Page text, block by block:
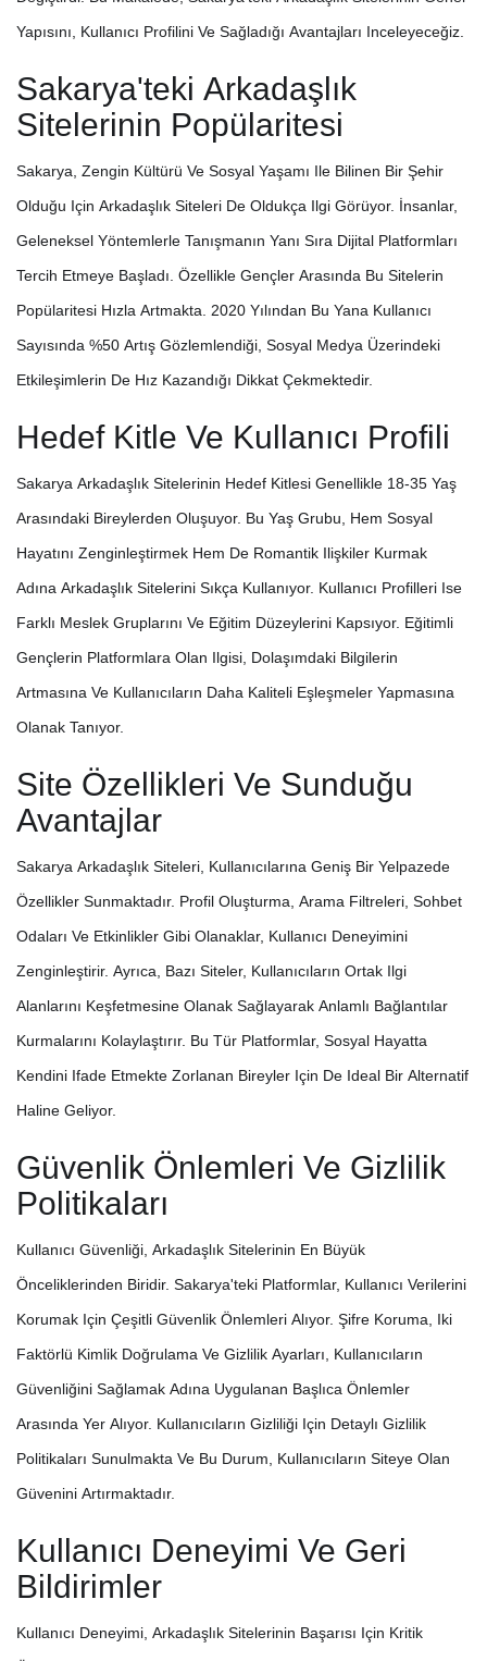
Yapısını, Kullanıcı Profilini Ve Sağladığı Avantajları Inceleyeceğiz.
Sakarya'teki Arkadaşlık
Sitelerinin Popülaritesi
Sakarya, Zengin Kültürü Ve Sosyal Yaşamı Ile Bilinen Bir Şehir
Olduğu Için Arkadaşlık Siteleri De Oldukça Ilgi Görüyor. İnsanlar,
Geleneksel Yöntemlerle Tanışmanın Yanı Sıra Dijital Platformları
Tercih Etmeye Başladı. Özellikle Gençler Arasında Bu Sitelerin
Popülaritesi Hızla Artmakta. 2020 Yılından Bu Yana Kullanıcı
Sayısında %50 Artış Gözlemlendiği, Sosyal Medya Üzerindeki
Etkileşimlerin De Hız Kazandığı Dikkat Çekmektedir.
Hedef Kitle Ve Kullanıcı Profili
Sakarya Arkadaşlık Sitelerinin Hedef Kitlesi Genellikle 18-35 Yaş
Arasındaki Bireylerden Oluşuyor. Bu Yaş Grubu, Hem Sosyal
Hayatını Zenginleştirmek Hem De Romantik Ilişkiler Kurmak
Adına Arkadaşlık Sitelerini Sıkça Kullanıyor. Kullanıcı Profilleri Ise
Farklı Meslek Gruplarını Ve Eğitim Düzeylerini Kapsıyor. Eğitimli
Gençlerin Platformlara Olan Ilgisi, Dolaşımdaki Bilgilerin
Artmasına Ve Kullanıcıların Daha Kaliteli Eşleşmeler Yapmasına
Olanak Tanıyor.
Site Özellikleri Ve Sunduğu
Avantajlar
Sakarya Arkadaşlık Siteleri, Kullanıcılarına Geniş Bir Yelpazede
Özellikler Sunmaktadır. Profil Oluşturma, Arama Filtreleri, Sohbet
Odaları Ve Etkinlikler Gibi Olanaklar, Kullanıcı Deneyimini
Zenginleştirir. Ayrıca, Bazı Siteler, Kullanıcıların Ortak Ilgi
Alanlarını Keşfetmesine Olanak Sağlayarak Anlamlı Bağlantılar
Kurmalarını Kolaylaştırır. Bu Tür Platformlar, Sosyal Hayatta
Kendini Ifade Etmekte Zorlanan Bireyler Için De Ideal Bir Alternatif
Haline Geliyor.
Güvenlik Önlemleri Ve Gizlilik
Politikaları
Kullanıcı Güvenliği, Arkadaşlık Sitelerinin En Büyük
Önceliklerinden Biridir. Sakarya'teki Platformlar, Kullanıcı Verilerini
Korumak Için Çeşitli Güvenlik Önlemleri Alıyor. Şifre Koruma, Iki
Faktörlü Kimlik Doğrulama Ve Gizlilik Ayarları, Kullanıcıların
Güvenliğini Sağlamak Adına Uygulanan Başlıca Önlemler
Arasında Yer Alıyor. Kullanıcıların Gizliliği Için Detaylı Gizlilik
Politikaları Sunulmakta Ve Bu Durum, Kullanıcıların Siteye Olan
Güvenini Artırmaktadır.
Kullanıcı Deneyimi Ve Geri
Bildirimler
Kullanıcı Deneyimi, Arkadaşlık Sitelerinin Başarısı Için Kritik